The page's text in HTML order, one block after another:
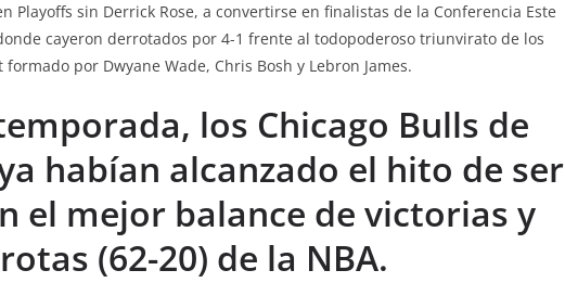
Playoffs sin Derrick Rose, a convertirse en finalistas de la Conferencia Este
cayeron derrotados por 4-1 frente al todopoderoso triunvirato de los
formado por Dwyane Wade, Chris Bosh y Lebron James.
los Chicago Bulls de
habían alcanzado el hito de ser
el mejor balance de victorias y
(62-20) de la NBA.